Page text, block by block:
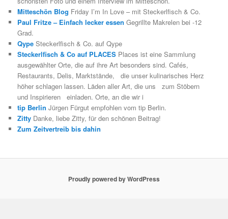
Mitteschön Blog Friday I’m In Love – mit Steckerlfisch & Co.
Paul Fritze – Einfach lecker essen Gegrillte Makrelen bei -12
Grad.
Qype Steckerlfisch & Co. auf Qype
Steckerlfisch & Co auf PLACES Places ist eine Sammlung
ausgewählter Orte, die auf ihre Art besonders sind. Cafés,
Restaurants, Delis, Marktstände, die unser kulinarisches Herz
höher schlagen lassen. Läden aller Art, die uns zum Stöbern
und Inspirieren einladen. Orte, an die wir i
tip Berlin Jürgen Fürgut empfohlen vom tip Berlin.
Zitty Danke, liebe Zitty, für den schönen Beitrag!
Zum Zeitvertreib bis dahin
Proudly powered by WordPress